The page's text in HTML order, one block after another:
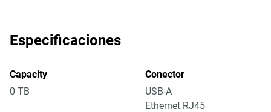
Especificaciones
Capacity
0 TB
Conector
USB-A
Ethernet RJ45